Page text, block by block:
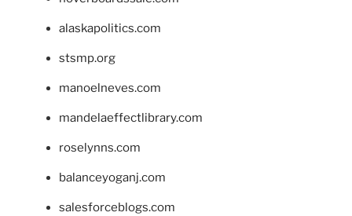
alaskapolitics.com
stsmp.org
manoelneves.com
mandelaeffectlibrary.com
roselynns.com
balanceyoganj.com
salesforceblogs.com